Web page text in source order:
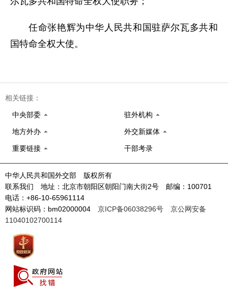
任命张艳辉为中华人民共和国驻萨尔瓦多共和
国特命全权大使。
相关链接：
中央部委 驻外机构
地方外办 外交新媒体
重要链接 干部考录
中华人民共和国外交部 版权所有
联系我们 地址：北京市朝阳区朝阳门南大街2号 邮编：100701
电话：+86-10-65961114
网站标识码：bm02000004 京ICP备06038296号
京公网安备
11040102700114